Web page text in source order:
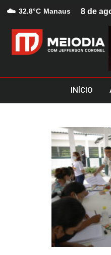
☁️ 32.8°C Manaus 8 de
INÍCIO